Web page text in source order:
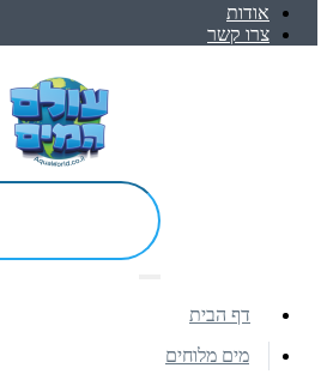
אודות
צרו קשר
דף הבית
מים מלוחים